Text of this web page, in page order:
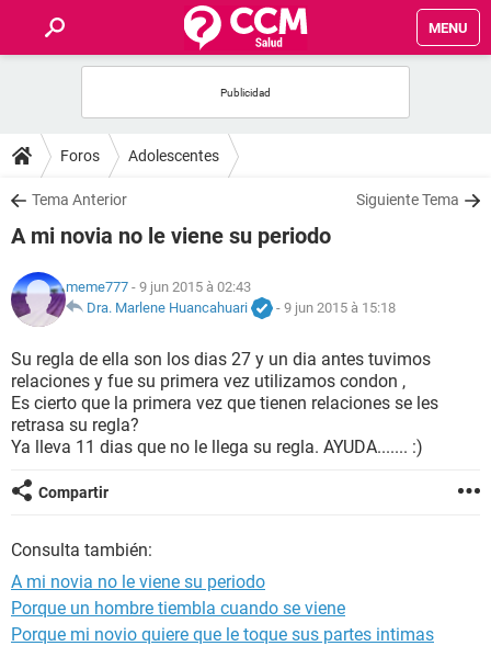
MENU
FORUMS
SALUD
NUTRICIÓN
BIENESTAR
SEXUALIDAD
GLOSARIO
Foros Adolescentes
Tema Anterior Siguiente Tema
A mi novia no le viene su periodo
meme777 - 9 jun 2015 à 02:43
Dra. Marlene Huancahuari
- 9 jun 2015 à 15:18
Su regla de ella son los dias 27 y un dia antes tuvimos
relaciones y fue su primera vez utilizamos condon ,
Es cierto que la primera vez que tienen relaciones se les
retrasa su regla?
Ya lleva 11 dias que no le llega su regla. AYUDA....... :)
Compartir
Consulta también:
A mi novia no le viene su periodo
Porque un hombre tiembla cuando se viene
Porque mi novio quiere que le toque sus partes intimas